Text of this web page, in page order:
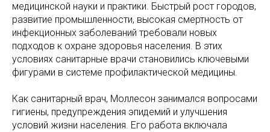
медицинской науки и практики. Быстрый рост городов,
развитие промышленности, высокая смертность от
инфекционных заболеваний требовали новых
подходов к охране здоровья населения. В этих
условиях санитарные врачи становились ключевыми
фигурами в системе профилактической медицины.
Как санитарный врач, Моллесон занимался вопросами
гигиены, предупреждения эпидемий и улучшения
условий жизни населения. Его работа включала